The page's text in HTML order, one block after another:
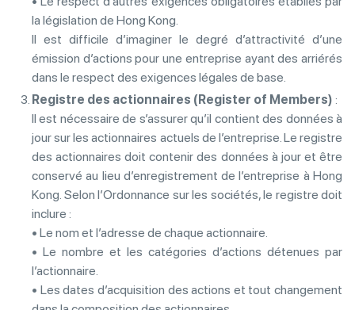
la législation de Hong Kong.
Il est difficile d’imaginer le degré d’attractivité d’une
émission d’actions pour une entreprise ayant des arriérés
dans le respect des exigences légales de base.
Registre des actionnaires (Register of Members) :
Il est nécessaire de s’assurer qu’il contient des données à
jour sur les actionnaires actuels de l’entreprise. Le registre
des actionnaires doit contenir des données à jour et être
conservé au lieu d’enregistrement de l’entreprise à Hong
Kong. Selon l’Ordonnance sur les sociétés, le registre doit
inclure :
• Le nom et l’adresse de chaque actionnaire.
• Le nombre et les catégories d’actions détenues par
l’actionnaire.
• Les dates d’acquisition des actions et tout changement